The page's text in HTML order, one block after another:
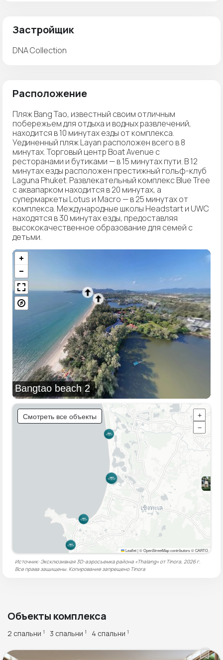
Застройщик
DNA Collection
Расположение
Пляж Bang Tao, известный своим отличным
побережьем для отдыха и водных развлечений,
находится в 10 минутах езды от комплекса.
Уединенный пляж Layan расположен всего в 8
минутах. Торговый центр Boat Avenue с
ресторанами и бутиками — в 15 минутах пути. В 12
минутах езды расположен престижный гольф-клуб
Laguna Phuket. Развлекательный комплекс Blue Tree
с аквапарком находится в 20 минутах, а
супермаркеты Lotus и Macro — в 25 минутах от
комплекса. Международные школы Headstart и UWC
находятся в 30 минутах езды, предоставляя
высококачественное образование для семей с
детьми.
Bangtao beach 2
Смотреть все объекты
+
−
Leaflet|© OpenStreetMap contributors © CARTO
Источник: Эксклюзивная 3D-аэросъемка района «Thalang» от Tinora, 2026 г.
Все права защищены. Копирование запрещено Tinora
Объекты комплекса
2 спальни 1 3 спальни 1 4 спальни 1